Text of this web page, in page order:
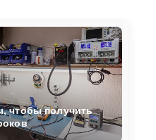
чтобы получить